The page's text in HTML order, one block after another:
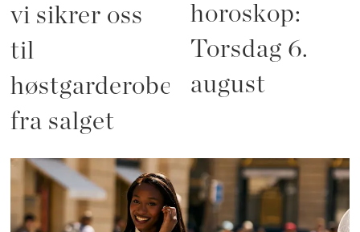
vi sikrer oss
til
høstgarderoben
fra salget
horoskop:
Torsdag 6.
august